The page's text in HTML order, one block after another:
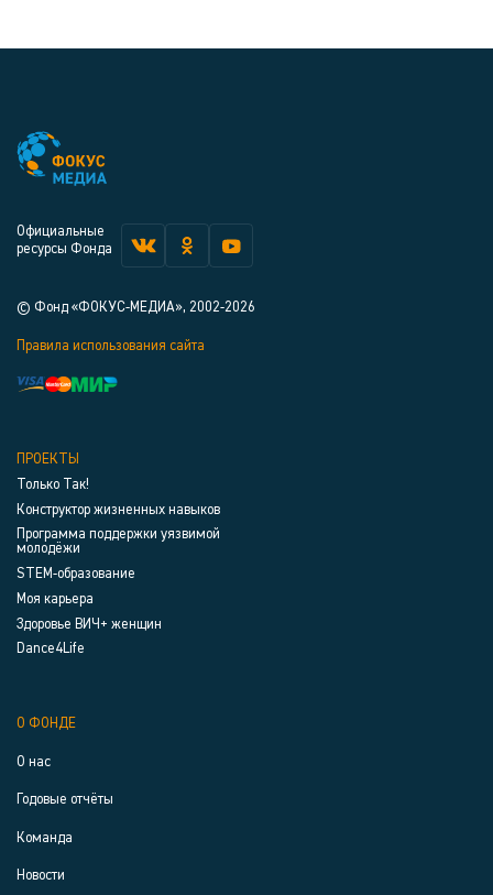
Официальные
ресурсы Фонда
© Фонд «ФОКУС-МЕДИА», 2002-2026
Правила использования сайта
ПРОЕКТЫ
Только Так!
Конструктор жизненных навыков
Программа поддержки уязвимой
молодёжи
STEM-образование
Моя карьера
Здоровье ВИЧ+ женщин
Dance4Life
О ФОНДЕ
О нас
Годовые отчёты
Команда
Новости